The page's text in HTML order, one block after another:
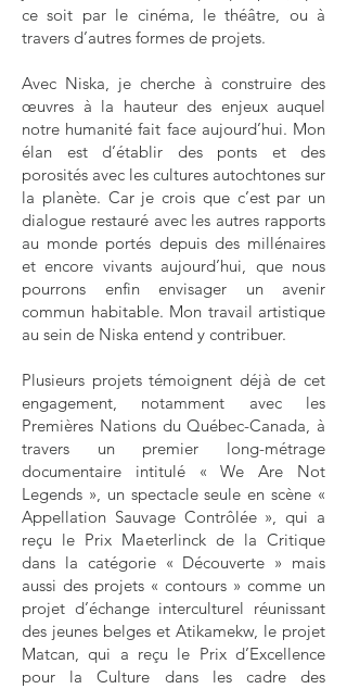
ce soit par le cinéma, le théâtre, ou à
travers d’autres formes de projets.
Avec Niska, je cherche à construire des
œuvres à la hauteur des enjeux auquel
notre humanité fait face aujourd’hui. Mon
élan est d’établir des ponts et des
porosités avec les cultures autochtones sur
la planète. Car je crois que c’est par un
dialogue restauré avec les autres rapports
au monde portés depuis des millénaires
et encore vivants aujourd’hui, que nous
pourrons enfin envisager un avenir
commun habitable. Mon travail artistique
au sein de Niska entend y contribuer.
Plusieurs projets témoignent déjà de cet
engagement, notamment avec les
Premières Nations du Québec-Canada, à
travers un premier long-métrage
documentaire intitulé « We Are Not
Legends », un spectacle seule en scène «
Appellation Sauvage Contrôlée », qui a
reçu le Prix Maeterlinck de la Critique
dans la catégorie « Découverte » mais
aussi des projets « contours » comme un
projet d’échange interculturel réunissant
des jeunes belges et Atikamekw, le projet
Matcan, qui a reçu le Prix d’Excellence
pour la Culture dans les cadre des